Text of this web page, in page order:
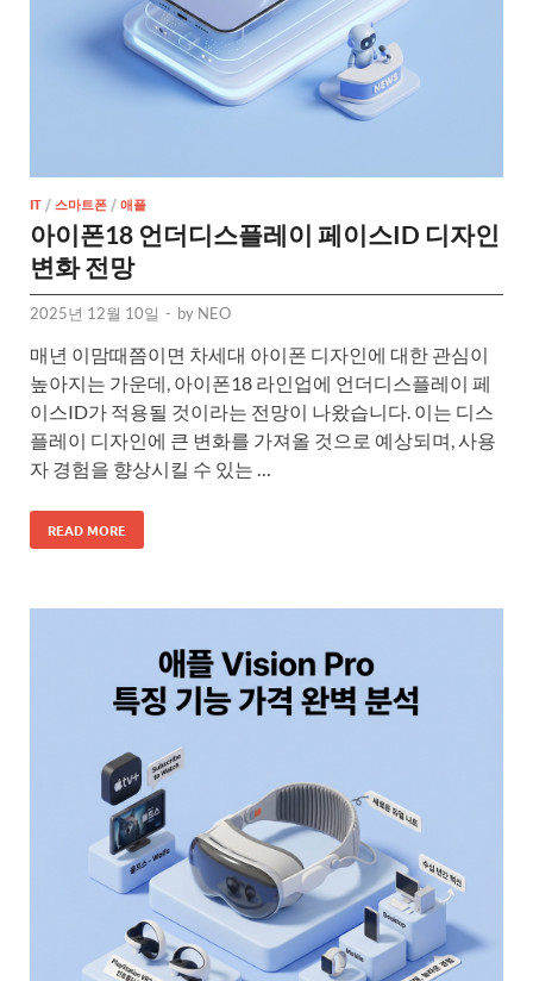
IT / 스마트폰 /애플
아이폰18 언더디스플레이 페이스ID 디자인
변화 전망
2025년 12월 10일 - by NEO
매년 이맘때쯤이면 차세대 아이폰 디자인에 대한 관심이
높아지는 가운데, 아이폰18 라인업에 언더디스플레이 페
이스ID가 적용될 것이라는 전망이 나왔습니다. 이는 디스
플레이 디자인에 큰 변화를 가져올 것으로 예상되며, 사용
자 경험을 향상시킬 수 있는 …
READ MORE